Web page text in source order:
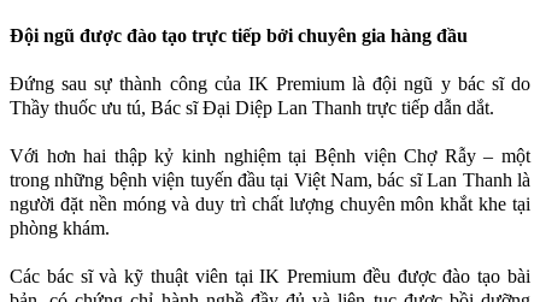
Đội ngũ được đào tạo trực tiếp bởi chuyên gia hàng đầu
Đứng sau sự thành công của IK Premium là đội ngũ y bác sĩ do
Thầy thuốc ưu tú, Bác sĩ Đại Diệp Lan Thanh trực tiếp dẫn dắt.
Với hơn hai thập kỷ kinh nghiệm tại Bệnh viện Chợ Rẫy – một
trong những bệnh viện tuyến đầu tại Việt Nam, bác sĩ Lan Thanh là
người đặt nền móng và duy trì chất lượng chuyên môn khắt khe tại
phòng khám.
Các bác sĩ và kỹ thuật viên tại IK Premium đều được đào tạo bài